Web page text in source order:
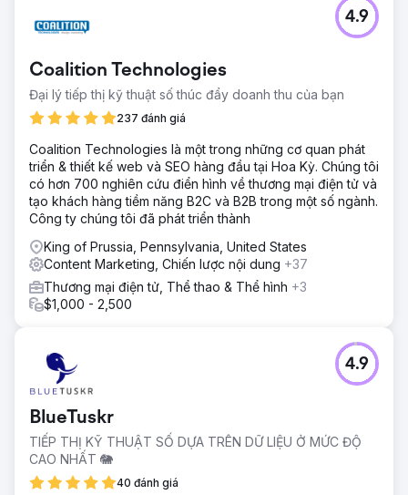
Coalition Technologies
Đại lý tiếp thị kỹ thuật số thúc đẩy doanh thu của bạn
237 đánh giá
4.9
Coalition Technologies là một trong những cơ quan phát
triển & thiết kế web và SEO hàng đầu tại Hoa Kỳ. Chúng tôi
có hơn 700 nghiên cứu điển hình về thương mại điện tử và
tạo khách hàng tiềm năng B2C và B2B trong một số ngành.
Công ty chúng tôi đã phát triển thành
King of Prussia, Pennsylvania, United States
Content Marketing, Chiến lược nội dung +37
Thương mại điện tử, Thể thao & Thể hình +3
$1,000 - 2,500
BlueTuskr
TIẾP THỊ KỸ THUẬT SỐ DỰA TRÊN DỮ LIỆU Ở MỨC ĐỘ
CAO NHẤT 🐘
40 đánh giá
4.9